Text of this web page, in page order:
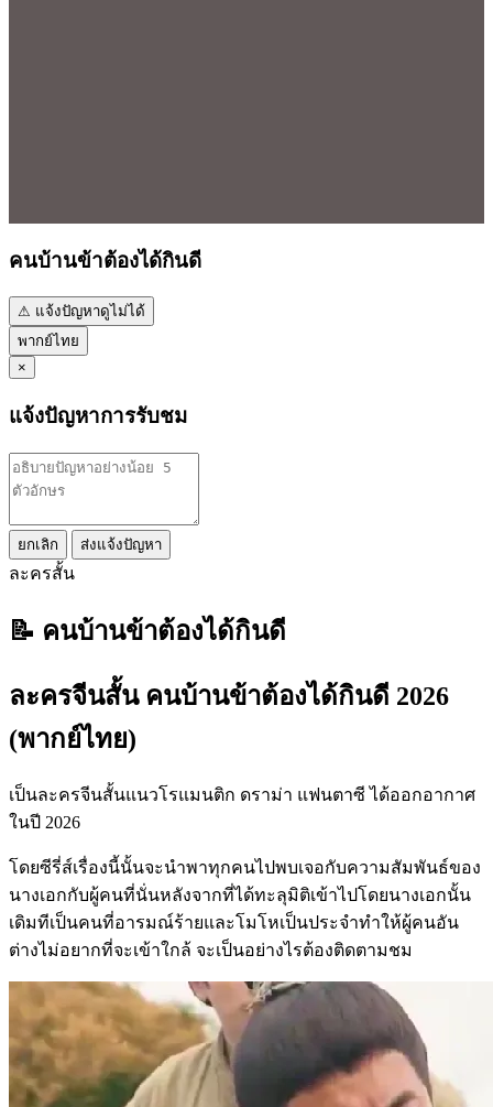
คนบ้านข้าต้องได้กินดี
⚠ แจ้งปัญหาดูไม่ได้
พากย์ไทย
×
แจ้งปัญหาการรับชม
ยกเลิก ส่งแจ้งปัญหา
ละครสั้น
📝 คนบ้านข้าต้องได้กินดี
ละครจีนสั้น คนบ้านข้าต้องได้กินดี 2026
(พากย์ไทย)
เป็นละครจีนสั้นแนวโรแมนติก ดราม่า แฟนตาซี ได้ออกอากาศ
ในปี 2026
โดยซีรี่ส์เรื่องนี้นั้นจะนำพาทุกคนไปพบเจอกับความสัมพันธ์ของ
นางเอกกับผู้คนที่นั่นหลังจากที่ได้ทะลุมิติเข้าไปโดยนางเอกนั้น
เดิมทีเป็นคนที่อารมณ์ร้ายและโมโหเป็นประจำทำให้ผู้คนอัน
ต่างไม่อยากที่จะเข้าใกล้ จะเป็นอย่างไรต้องติดตามชม